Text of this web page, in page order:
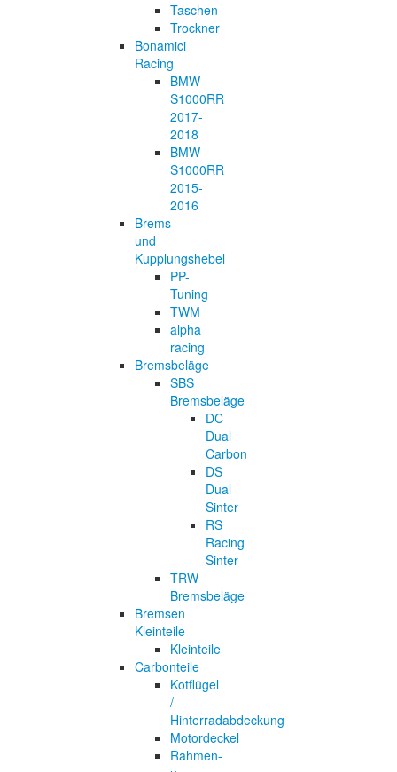
Taschen
Trockner
Bonamici
Racing
BMW
S1000RR
2017-
2018
BMW
S1000RR
2015-
2016
Brems-
und
Kupplungshebel
PP-
Tuning
TWM
alpha
racing
Bremsbeläge
SBS
Bremsbeläge
DC
Dual
Carbon
DS
Dual
Sinter
RS
Racing
Sinter
TRW
Bremsbeläge
Bremsen
Kleinteile
Kleinteile
Carbonteile
Kotflügel
/
Hinterradabdeckung
Motordeckel
Rahmen-